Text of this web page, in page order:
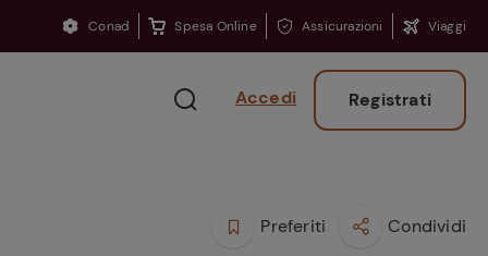
Conad Spesa Online Assicurazioni Viaggi
Accedi Registrati
Preferiti Condividi